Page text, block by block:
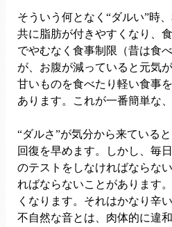
そういう何となく“ダルい”時
共に脂肪が付きやすくなり、
でやむなく食事制限（昔は食
が、お腹が減っていると元気
甘いものを食べたり軽い食事
あります。これが一番簡単な
“ダルさ”が気分から来ている
回復を早めます。しかし、毎
のテストをしなければならな
ればならないことがあります
くなります。それはかなり辛
不自然な音とは、肉体的に違